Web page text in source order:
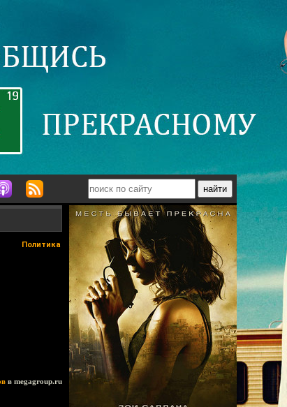
Политика
в megagroup.ru